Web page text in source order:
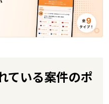
ている案件のポ